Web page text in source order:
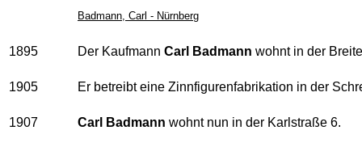
Badmann, Carl - Nürnberg
1895 Der Kaufmann Carl Badmann wohnt in der
1905 Er betreibt eine Zinnfigurenfabrikation in der
1907 Carl Badmann wohnt nun in der Karlstraße 6.